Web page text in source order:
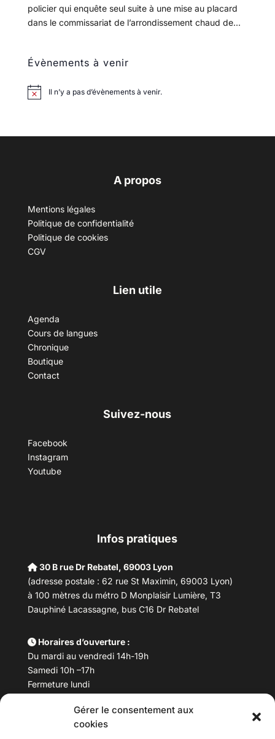
Gérer le consentement aux
cookies
policier qui enquête seul suite à une mise au placard
dans le commissariat de l’arrondissement chaud de...
Évènements à venir
Il n’y a pas d’évènements à venir.
A propos
Mentions légales
Politique de confidentialité
Politique de cookies
CGV
Lien utile
Agenda
Cours de langues
Chronique
Boutique
Contact
Suivez-nous
Facebook
Instagram
Youtube
Infos pratiques
30 B rue Dr Rebatel, 69003 Lyon
(adresse postale : 62 rue St Maximin, 69003 Lyon)
à 100 mètres du métro D Monplaisir Lumière, T3
Dauphiné Lacassagne, bus C16 Dr Rebatel
Horaires d’ouverture :
Du mardi au vendredi 14h-19h
Samedi 10h –17h
Fermeture lundi
Téléphone : 04 78 53 06 40
maisondesculturesasiatiques@asiexpo.com